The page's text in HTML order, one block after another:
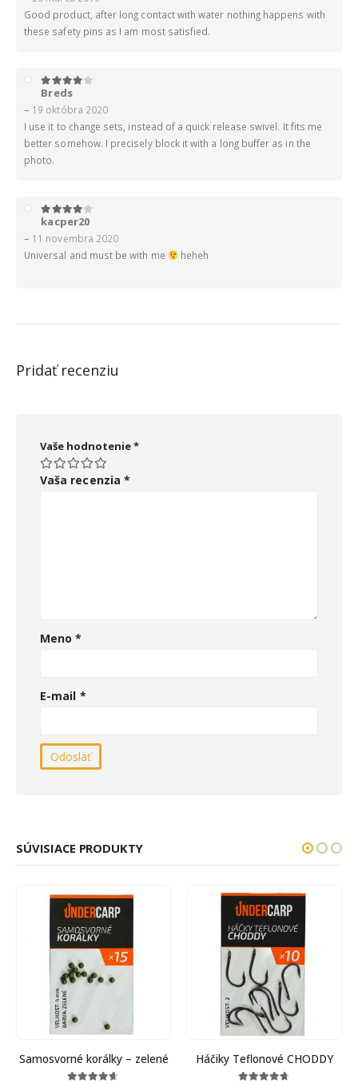
Good product, after long contact with water nothing happens with
these safety pins as I am most satisfied.
4z 5
Breds
– 19 októbra 2020
I use it to change sets, instead of a quick release swivel. It fits me
better somehow. I precisely block it with a long buffer as in the
photo.
4z 5
kacper20
– 11 novembra 2020
Universal and must be with me
heheh
Pridať recenziu
Vaše hodnotenie*
Vaša recenzia *
Meno*
E-mail *
SÚVISIACE PRODUKTY
Samosvorné korálky – zelené Háčiky Teflonové CHODDY